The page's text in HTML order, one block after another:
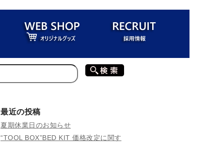
最近の投稿
夏期休業日のお知らせ
“TOOL BOX”BED KIT 価格改定に関す